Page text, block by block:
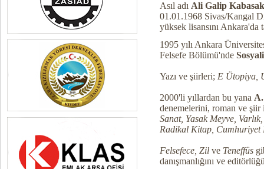
Asıl adı Ali Galip
01.01.1968 Sivas/Kangal
yüksek lisansını Ankara'da
1995 yılı Ankara
Felsefe Bölümü'nde
Yazı ve şiirleri; E Ütopiya,
2000'li yıllardan bu yana
denemelerini, roman ve şiir
Sanat, Yasak Meyve,
Radikal Kitap, Cumhuriyet
Felsefece, Zil ve Teneffüs
danışmanlığını ve